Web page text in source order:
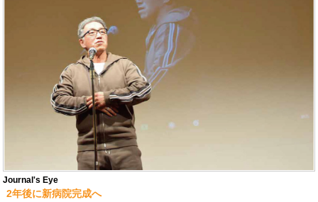
Journal's Eye
2年後に新病院完成へ